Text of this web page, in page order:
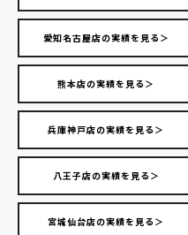
愛知名古屋店の実績を見る＞
熊本店の実績を見る＞
兵庫神戸店の実績を見る＞
八王子店の実績を見る＞
宮城仙台店の実績を見る＞